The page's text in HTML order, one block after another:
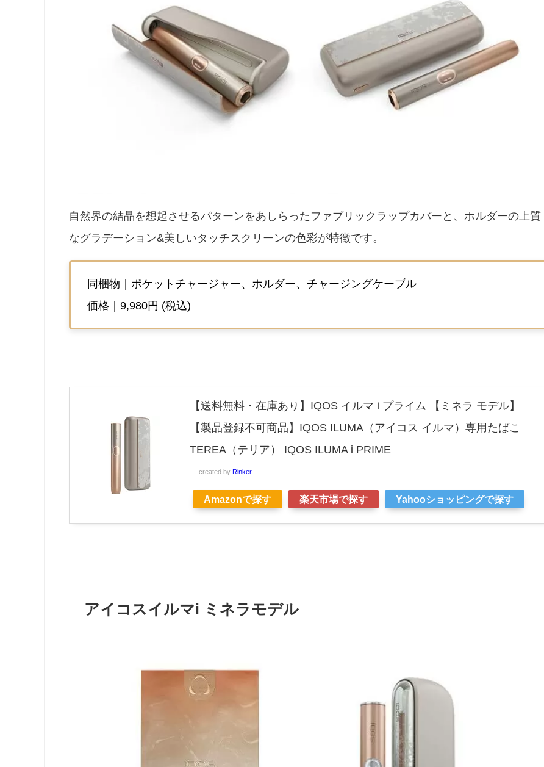
自然界の結晶を想起させるパターンをあしらったファブリックラップカバーと、ホルダーの上質
なグラデーション&美しいタッチスクリーンの色彩が特徴です。
同梱物｜ポケットチャージャー、ホルダー、チャージングケーブル
価格｜9,980円 (税込)
【送料無料・在庫あり】IQOS イルマ i プライム 【ミネラ モデル】
【製品登録不可商品】IQOS ILUMA（アイコス イルマ）専用たばこ
TEREA（テリア） IQOS ILUMA i PRIME
created by Rinker
Amazonで探す 楽天市場で探す Yahooショッピングで探す
アイコスイルマi ミネラモデル